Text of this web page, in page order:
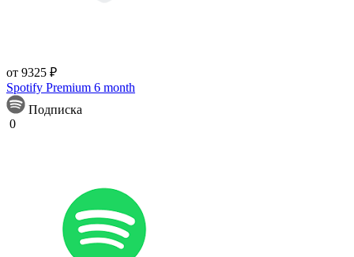
от 9325 ₽
Spotify Premium 6 month
Подписка
0